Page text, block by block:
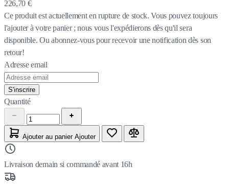
226,70 €
Ce produit est actuellement en rupture de stock. Vous pouvez toujours
l'ajouter à votre panier ; nous vous l'expédierons dès qu'il sera
disponible. Ou abonnez-vous pour recevoir une notification dès son
retour!
Adresse email
S'inscrire
Quantité
Ajouter au panier Ajouter
Livraison demain si commandé avant 16h